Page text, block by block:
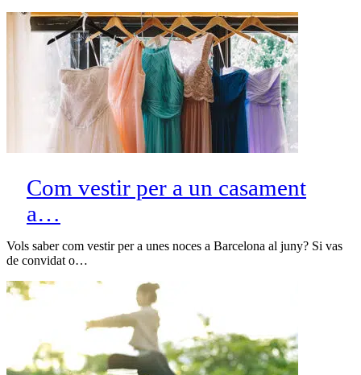
Com vestir per a un casament
a…
Vols saber com vestir per a unes noces a Barcelona al juny? Si vas
de convidat o…